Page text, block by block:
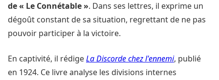
de « Le Connétable ». Dans ses lettres, il exprime un
dégoût constant de sa situation, regrettant de ne pas
pouvoir participer à la victoire.
En captivité, il rédigeLa Discorde chez l'ennemi, publié
en 1924. Ce livre analyse les divisions internes